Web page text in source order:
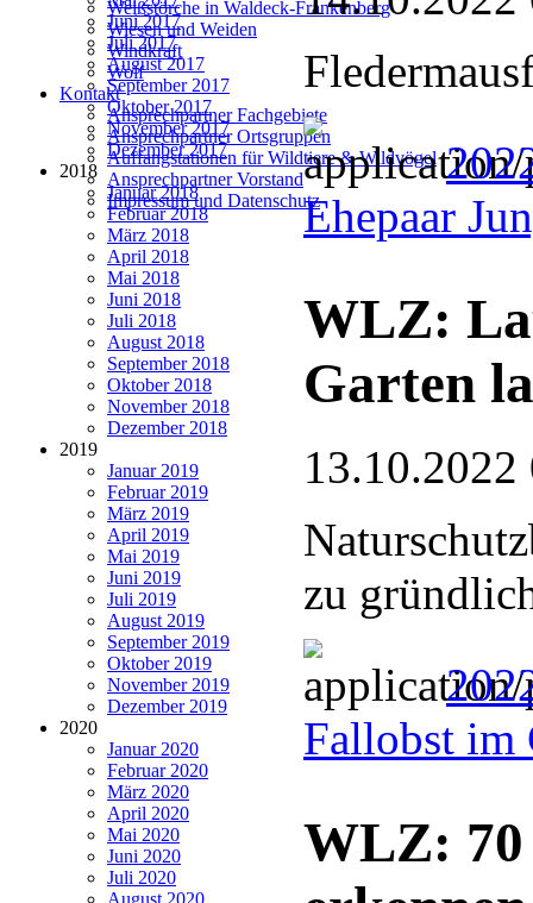
Weißstörche in Waldeck-Frankenberg
Wiesen und Weiden
Windkraft
Wolf
Kontakt
Ansprechpartner Fachgebiete
Ansprechpartner Ortsgruppen
Auffangstationen für Wildtiere & Wildvögel
Ansprechpartner Vorstand
Impressum und Datenschutz
Juni 2017
Juli 2017
August 2017
September 2017
Oktober 2017
November 2017
Dezember 2017
2018
Januar 2018
Februar 2018
März 2018
April 2018
Mai 2018
Juni 2018
Juli 2018
August 2018
September 2018
Oktober 2018
November 2018
Dezember 2018
2019
Januar 2019
Februar 2019
März 2019
April 2019
Mai 2019
Juni 2019
Juli 2019
August 2019
September 2019
Oktober 2019
November 2019
Dezember 2019
2020
Januar 2020
Februar 2020
März 2020
April 2020
Mai 2020
Juni 2020
Juli 2020
August 2020
Ehepaar
WLZ:
Garten
13.10.2022
zu
Fallobst im
WLZ: 70